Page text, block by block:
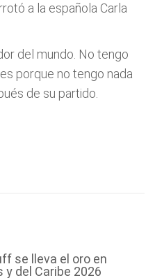
a la española Carla
del mundo. No tengo
porque no tengo nada
de su partido.
se lleva el oro en
del Caribe 2026